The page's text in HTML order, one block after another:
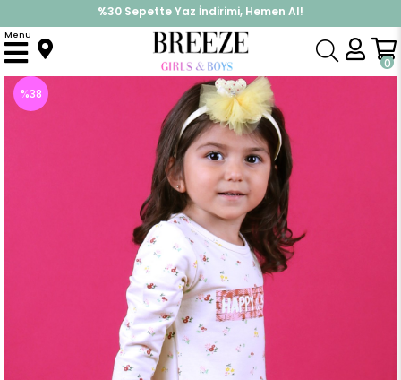
%30 Sepette Yaz İndirimi, Hemen Al!
İndirimlere ek %10 İndirimi Kap, Hemen Üye Ol!
0
Menu
Anasayfa Elbise Modelleri Uzun Kol Elbise
%38